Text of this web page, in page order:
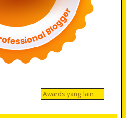
Awards yang lain…